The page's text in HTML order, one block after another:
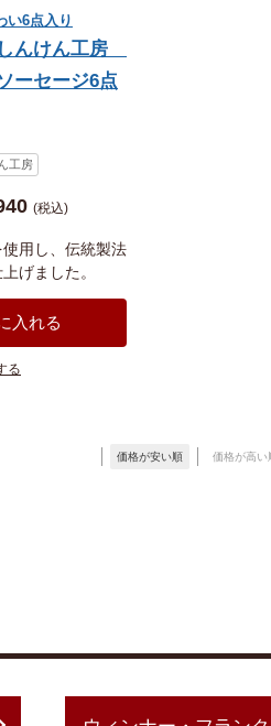
い6点入り
んけん工房
ーセージ6点
工房
税込
用し、伝統製法
げました。
入れる
る
価格が安い順 価格が高い